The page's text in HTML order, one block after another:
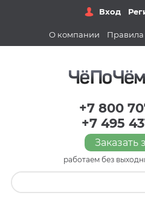
Вход
О компании Правила
+7 800
+7 495
Заказать
работаем без